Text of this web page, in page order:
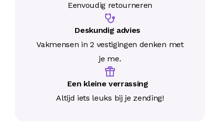
Eenvoudig retourneren
Deskundig advies
Vakmensen in 2 vestigingen denken met
je me.
Een kleine verrassing
Altijd iets leuks bij je zending!